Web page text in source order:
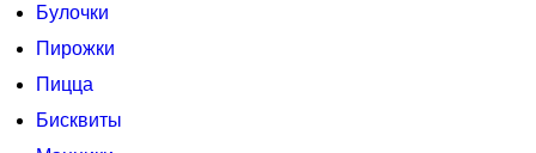
Булочки
Пирожки
Пицца
Бисквиты